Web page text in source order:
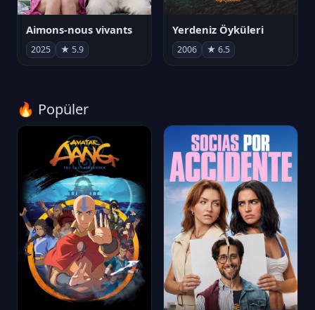
Aimons-nous vivants
2025 ★ 5.9
Yerdeniz Öyküleri
2006 ★ 6.5
🔥 Popüler